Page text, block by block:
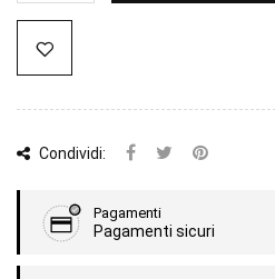
Condividi:
Pagamenti
Pagamenti sicuri